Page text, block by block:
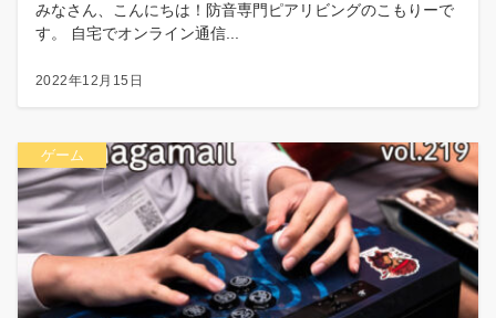
みなさん、こんにちは！防音専門ピアリビングのこもりーで
す。 自宅でオンライン通信...
2022年12月15日
ゲーム